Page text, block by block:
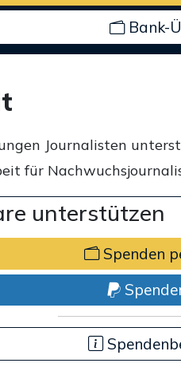
Bank-
Journalisten
für
unterstützen
Spenden